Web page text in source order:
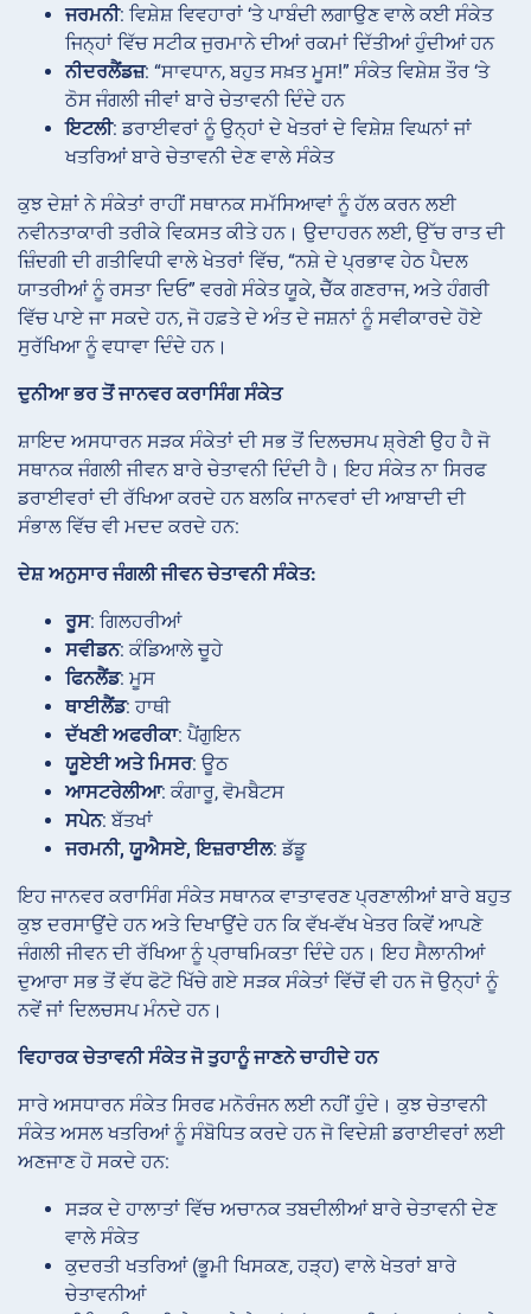
ਜਰਮਨੀ: ਵਿਸ਼ੇਸ਼ ਵਿਵਹਾਰਾਂ ‘ਤੇ ਪਾਬੰਦੀ ਲਗਾਉਣ ਵਾਲੇ ਕਈ ਸੰਕੇਤ
ਜਿਨ੍ਹਾਂ ਵਿੱਚ ਸਟੀਕ ਜੁਰਮਾਨੇ ਦੀਆਂ ਰਕਮਾਂ ਦਿੱਤੀਆਂ ਹੁੰਦੀਆਂ ਹਨ
ਨੀਦਰਲੈਂਡਜ਼: “ਸਾਵਧਾਨ, ਬਹੁਤ ਸਖ਼ਤ ਮੂਸ!” ਸੰਕੇਤ ਵਿਸ਼ੇਸ਼ ਤੌਰ ‘ਤੇ
ਠੋਸ ਜੰਗਲੀ ਜੀਵਾਂ ਬਾਰੇ ਚੇਤਾਵਨੀ ਦਿੰਦੇ ਹਨ
ਇਟਲੀ: ਡਰਾਈਵਰਾਂ ਨੂੰ ਉਨ੍ਹਾਂ ਦੇ ਖੇਤਰਾਂ ਦੇ ਵਿਸ਼ੇਸ਼ ਵਿਘਨਾਂ ਜਾਂ
ਖਤਰਿਆਂ ਬਾਰੇ ਚੇਤਾਵਨੀ ਦੇਣ ਵਾਲੇ ਸੰਕੇਤ
ਕੁਝ ਦੇਸ਼ਾਂ ਨੇ ਸੰਕੇਤਾਂ ਰਾਹੀਂ ਸਥਾਨਕ ਸਮੱਸਿਆਵਾਂ ਨੂੰ ਹੱਲ ਕਰਨ ਲਈ
ਨਵੀਨਤਾਕਾਰੀ ਤਰੀਕੇ ਵਿਕਸਤ ਕੀਤੇ ਹਨ। ਉਦਾਹਰਨ ਲਈ, ਉੱਚ ਰਾਤ ਦੀ
ਜ਼ਿੰਦਗੀ ਦੀ ਗਤੀਵਿਧੀ ਵਾਲੇ ਖੇਤਰਾਂ ਵਿੱਚ, “ਨਸ਼ੇ ਦੇ ਪ੍ਰਭਾਵ ਹੇਠ ਪੈਦਲ
ਯਾਤਰੀਆਂ ਨੂੰ ਰਸਤਾ ਦਿਓ” ਵਰਗੇ ਸੰਕੇਤ ਯੂਕੇ, ਚੈੱਕ ਗਣਰਾਜ, ਅਤੇ ਹੰਗਰੀ
ਵਿੱਚ ਪਾਏ ਜਾ ਸਕਦੇ ਹਨ, ਜੋ ਹਫ਼ਤੇ ਦੇ ਅੰਤ ਦੇ ਜਸ਼ਨਾਂ ਨੂੰ ਸਵੀਕਾਰਦੇ ਹੋਏ
ਸੁਰੱਖਿਆ ਨੂੰ ਵਧਾਵਾ ਦਿੰਦੇ ਹਨ।
ਦੁਨੀਆ ਭਰ ਤੋਂ ਜਾਨਵਰ ਕਰਾਸਿੰਗ ਸੰਕੇਤ
ਸ਼ਾਇਦ ਅਸਧਾਰਨ ਸੜਕ ਸੰਕੇਤਾਂ ਦੀ ਸਭ ਤੋਂ ਦਿਲਚਸਪ ਸ਼੍ਰੇਣੀ ਉਹ ਹੈ ਜੋ
ਸਥਾਨਕ ਜੰਗਲੀ ਜੀਵਨ ਬਾਰੇ ਚੇਤਾਵਨੀ ਦਿੰਦੀ ਹੈ। ਇਹ ਸੰਕੇਤ ਨਾ ਸਿਰਫ
ਡਰਾਈਵਰਾਂ ਦੀ ਰੱਖਿਆ ਕਰਦੇ ਹਨ ਬਲਕਿ ਜਾਨਵਰਾਂ ਦੀ ਆਬਾਦੀ ਦੀ
ਸੰਭਾਲ ਵਿੱਚ ਵੀ ਮਦਦ ਕਰਦੇ ਹਨ:
ਦੇਸ਼ ਅਨੁਸਾਰ ਜੰਗਲੀ ਜੀਵਨ ਚੇਤਾਵਨੀ ਸੰਕੇਤ:
ਰੂਸ: ਗਿਲਹਰੀਆਂ
ਸਵੀਡਨ: ਕੰਡਿਆਲੇ ਚੂਹੇ
ਫਿਨਲੈਂਡ: ਮੂਸ
ਥਾਈਲੈਂਡ: ਹਾਥੀ
ਦੱਖਣੀ ਅਫਰੀਕਾ: ਪੈਂਗੁਇਨ
ਯੂਏਈ ਅਤੇ ਮਿਸਰ: ਊਠ
ਆਸਟਰੇਲੀਆ: ਕੰਗਾਰੂ, ਵੋਮਬੈਟਸ
ਸਪੇਨ: ਬੱਤਖਾਂ
ਜਰਮਨੀ, ਯੂਐਸਏ, ਇਜ਼ਰਾਈਲ: ਡੱਡੂ
ਇਹ ਜਾਨਵਰ ਕਰਾਸਿੰਗ ਸੰਕੇਤ ਸਥਾਨਕ ਵਾਤਾਵਰਣ ਪ੍ਰਣਾਲੀਆਂ ਬਾਰੇ ਬਹੁਤ
ਕੁਝ ਦਰਸਾਉਂਦੇ ਹਨ ਅਤੇ ਦਿਖਾਉਂਦੇ ਹਨ ਕਿ ਵੱਖ-ਵੱਖ ਖੇਤਰ ਕਿਵੇਂ ਆਪਣੇ
ਜੰਗਲੀ ਜੀਵਨ ਦੀ ਰੱਖਿਆ ਨੂੰ ਪ੍ਰਾਥਮਿਕਤਾ ਦਿੰਦੇ ਹਨ। ਇਹ ਸੈਲਾਨੀਆਂ
ਦੁਆਰਾ ਸਭ ਤੋਂ ਵੱਧ ਫੋਟੋ ਖਿੱਚੇ ਗਏ ਸੜਕ ਸੰਕੇਤਾਂ ਵਿੱਚੋਂ ਵੀ ਹਨ ਜੋ ਉਨ੍ਹਾਂ ਨੂੰ
ਨਵੇਂ ਜਾਂ ਦਿਲਚਸਪ ਮੰਨਦੇ ਹਨ।
ਵਿਹਾਰਕ ਚੇਤਾਵਨੀ ਸੰਕੇਤ ਜੋ ਤੁਹਾਨੂੰ ਜਾਣਨੇ ਚਾਹੀਦੇ ਹਨ
ਸਾਰੇ ਅਸਧਾਰਨ ਸੰਕੇਤ ਸਿਰਫ ਮਨੋਰੰਜਨ ਲਈ ਨਹੀਂ ਹੁੰਦੇ। ਕੁਝ ਚੇਤਾਵਨੀ
ਸੰਕੇਤ ਅਸਲ ਖਤਰਿਆਂ ਨੂੰ ਸੰਬੋਧਿਤ ਕਰਦੇ ਹਨ ਜੋ ਵਿਦੇਸ਼ੀ ਡਰਾਈਵਰਾਂ ਲਈ
ਅਣਜਾਣ ਹੋ ਸਕਦੇ ਹਨ:
ਸੜਕ ਦੇ ਹਾਲਾਤਾਂ ਵਿੱਚ ਅਚਾਨਕ ਤਬਦੀਲੀਆਂ ਬਾਰੇ ਚੇਤਾਵਨੀ ਦੇਣ
ਵਾਲੇ ਸੰਕੇਤ
ਕੁਦਰਤੀ ਖਤਰਿਆਂ (ਭੂਮੀ ਖਿਸਕਣ, ਹੜ੍ਹ) ਵਾਲੇ ਖੇਤਰਾਂ ਬਾਰੇ
ਚੇਤਾਵਨੀਆਂ